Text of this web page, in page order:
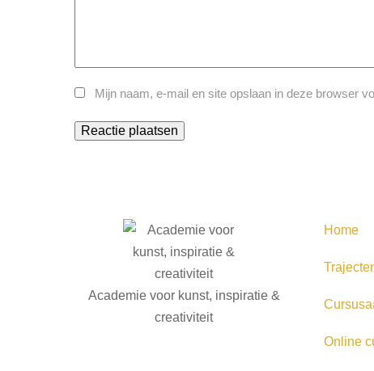
Mijn naam, e-mail en site opslaan in deze browser
Academie voor kunst, inspiratie &
creativiteit
Home
Online